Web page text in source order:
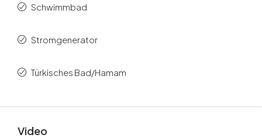
Schwimmbad
Stromgenerator
Türkisches Bad/Hamam
Video